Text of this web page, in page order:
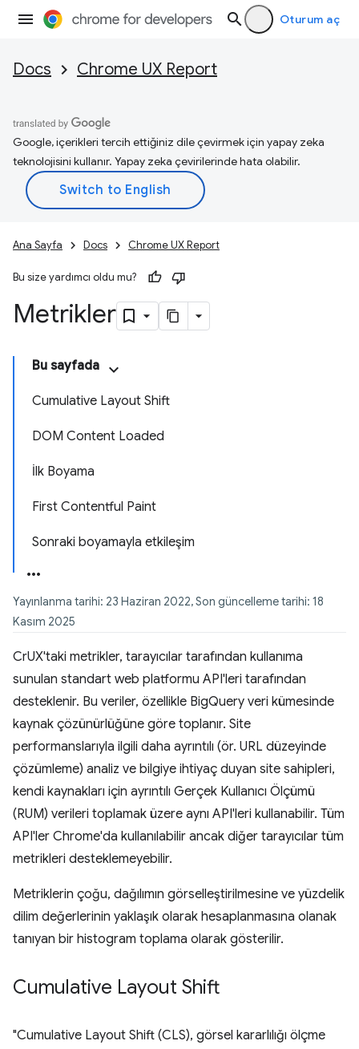
Oturum aç
Docs Chrome UX Report
Google, içerikleri tercih ettiğiniz dile çevirmek için yapay zeka
teknolojisini kullanır. Yapay zeka çevirilerinde hata olabilir.
Ana Sayfa Docs Chrome UX Report
Bu size yardımcı oldu mu?
Metrikler
Bu sayfada
Cumulative Layout Shift
DOM Content Loaded
İlk Boyama
First Contentful Paint
Sonraki boyamayla etkileşim
Yayınlanma tarihi: 23 Haziran 2022, Son güncelleme tarihi: 18
Kasım 2025
CrUX'taki metrikler, tarayıcılar tarafından kullanıma
sunulan standart web platformu API'leri tarafından
desteklenir. Bu veriler, özellikle BigQuery veri kümesinde
kaynak çözünürlüğüne göre toplanır. Site
performanslarıyla ilgili daha ayrıntılı (ör. URL düzeyinde
çözümleme) analiz ve bilgiye ihtiyaç duyan site sahipleri,
kendi kaynakları için ayrıntılı Gerçek Kullanıcı Ölçümü
(RUM) verileri toplamak üzere aynı API'leri kullanabilir. Tüm
API'ler Chrome'da kullanılabilir ancak diğer tarayıcılar tüm
metrikleri desteklemeyebilir.
Metriklerin çoğu, dağılımın görselleştirilmesine ve yüzdelik
dilim değerlerinin yaklaşık olarak hesaplanmasına olanak
tanıyan bir histogram toplama olarak gösterilir.
Cumulative Layout Shift
"Cumulative Layout Shift (CLS), görsel kararlılığı ölçme